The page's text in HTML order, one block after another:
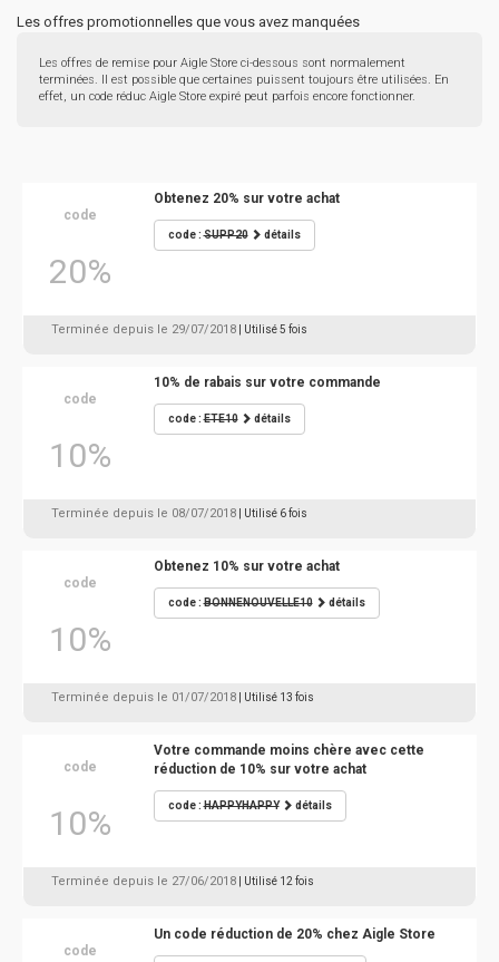
Les offres promotionnelles que vous avez manquées
Les offres de remise pour Aigle Store ci-dessous sont normalement
terminées. Il est possible que certaines puissent toujours être utilisées. En
effet, un code réduc Aigle Store expiré peut parfois encore fonctionner.
code
20%
Obtenez 20% sur votre achat
code :SUPP20 détails
Terminée depuis le 29/07/2018 | Utilisé 5 fois
code
10%
10% de rabais sur votre commande
code :ETE10 détails
Terminée depuis le 08/07/2018 | Utilisé 6 fois
code
10%
Obtenez 10% sur votre achat
code :BONNENOUVELLE10 détails
Terminée depuis le 01/07/2018 | Utilisé 13 fois
code
10%
Votre commande moins chère avec cette
réduction de 10% sur votre achat
code :HAPPYHAPPY détails
Terminée depuis le 27/06/2018 | Utilisé 12 fois
code
Un code réduction de 20% chez Aigle Store